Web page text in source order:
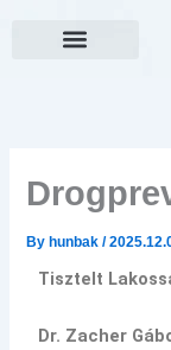
By hunbak/
Tisztelt
Dr. Zacher